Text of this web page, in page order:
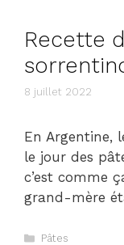
Recette
8 juillet 2022
En Argentine,
le jour des
c’est comme
grand-mère
Catégories
Pâtes